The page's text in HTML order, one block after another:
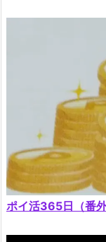
ポイ活365日（番外